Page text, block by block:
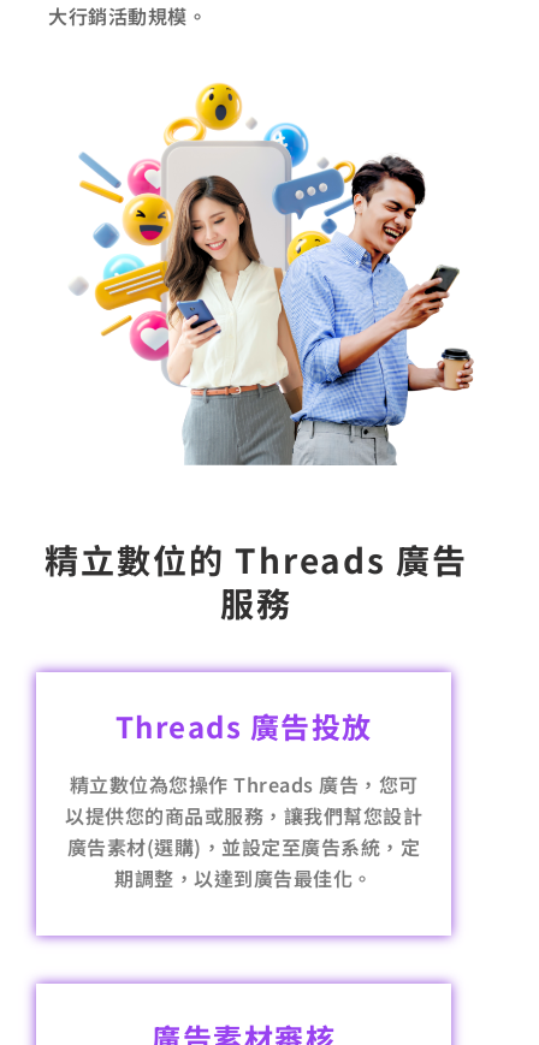
大行銷活動規模。
精立數位的 Threads 廣告
服務
Threads 廣告投放
精立數位為您操作 Threads 廣告，您可
以提供您的商品或服務，讓我們幫您設計
廣告素材(選購)，並設定至廣告系統，定
期調整，以達到廣告最佳化。